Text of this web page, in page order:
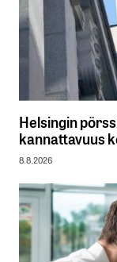
Helsingin
kannattavuus
8.8.2026